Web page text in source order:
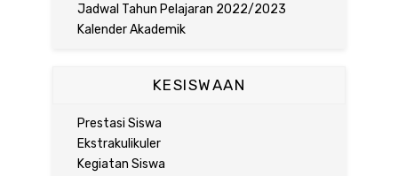
Jadwal Tahun Pelajaran 2022/2023
Kalender Akademik
KESISWAAN
Prestasi Siswa
Ekstrakulikuler
Kegiatan Siswa